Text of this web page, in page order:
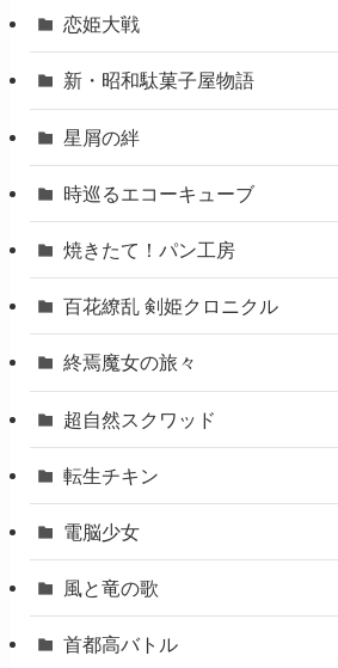
恋姫大戦
新・昭和駄菓子屋物語
星屑の絆
時巡るエコーキューブ
焼きたて！パン工房
百花繚乱 剣姫クロニクル
終焉魔女の旅々
超自然スクワッド
転生チキン
電脳少女
風と竜の歌
首都高バトル